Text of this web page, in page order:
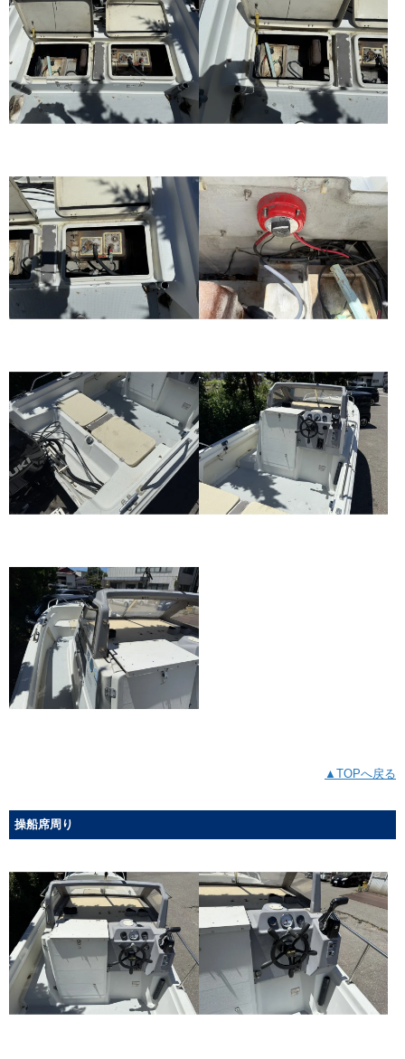
▲TOPへ戻る
操船席周り